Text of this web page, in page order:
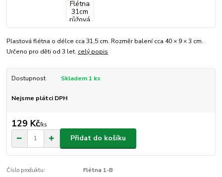
Plastová flétna o délce cca 31,5 cm. Rozměr balení cca 40 × 9 × 3 cm.
Určeno pro děti od 3 let. celý popis
Dostupnost Skladem 1 ks
Nejsme plátci DPH
129 Kč/ks
Přidat do košíku
Číslo produktu: Flétna 1-B